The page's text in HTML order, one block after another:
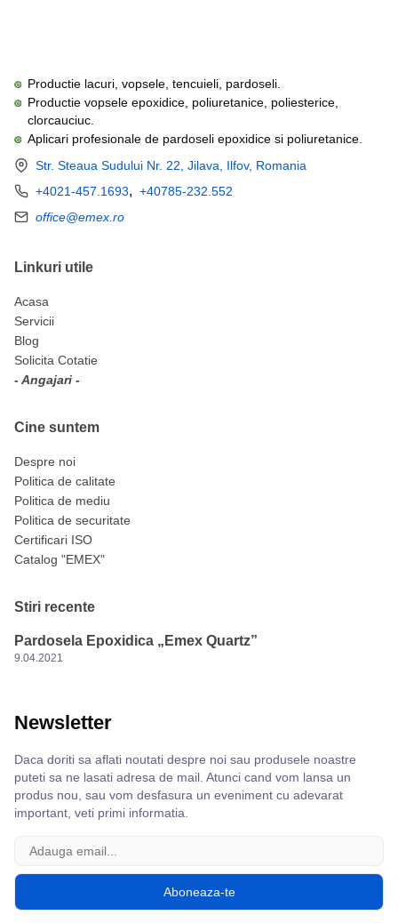
Productie lacuri, vopsele, tencuieli, pardoseli.
Productie vopsele epoxidice, poliuretanice, poliesterice,
clorcauciuc.
Aplicari profesionale de pardoseli epoxidice si poliuretanice.
Str. Steaua Sudului Nr. 22, Jilava, Ilfov, Romania
+4021-457.1693, +40785-232.552
office@emex.ro
Linkuri utile
Acasa
Servicii
Blog
Solicita Cotatie
- Angajari -
Cine suntem
Despre noi
Politica de calitate
Politica de mediu
Politica de securitate
Certificari ISO
Catalog "EMEX"
Stiri recente
Pardosela Epoxidica „Emex Quartz”
9.04.2021
Newsletter
Daca doriti sa aflati noutati despre noi sau produsele noastre
puteti sa ne lasati adresa de mail. Atunci cand vom lansa un
produs nou, sau vom desfasura un eveniment cu adevarat
important, veti primi informatia.